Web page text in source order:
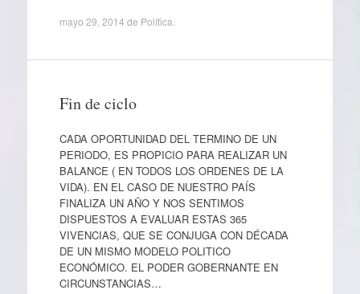
mayo 29, 2014 de Política
Fin de ciclo
CADA OPORTUNIDAD DEL TERMINO DE UN
PERIODO, ES PROPICIO PARA REALIZAR UN
BALANCE ( EN TODOS LOS ORDENES DE LA
VIDA). EN EL CASO DE NUESTRO PAÍS
FINALIZA UN AÑO Y NOS SENTIMOS
DISPUESTOS A EVALUAR ESTAS 365
VIVENCIAS, QUE SE CONJUGA CON DÉCADA
DE UN MISMO MODELO POLITICO
ECONÓMICO. EL PODER GOBERNANTE EN
CIRCUNSTANCIAS…